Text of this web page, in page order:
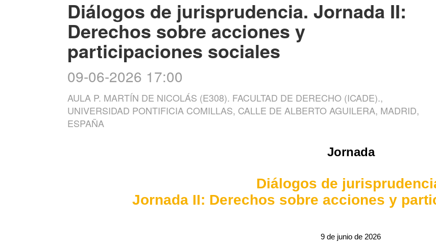
Diálogos de jurisprudencia. Jornada II:
Derechos sobre acciones y
participaciones sociales
09-06-2026 17:00
AULA P. MARTÍN DE NICOLÁS (E308). FACULTAD DE DERECHO (ICADE).,
UNIVERSIDAD PONTIFICIA COMILLAS, CALLE DE ALBERTO AGUILERA, MADRID,
ESPAÑA
Jornada
Diálogos de
Jornada II: Derechos sobre acciones y
9 de junio de 2026